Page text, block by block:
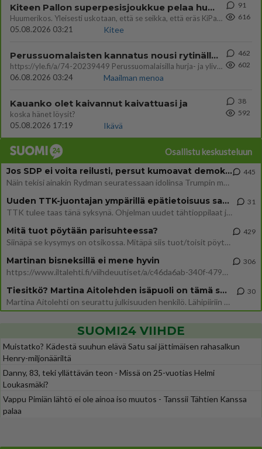
Kiteen Pallon superpesisjoukkue pelaa huumeiden vaikutuksen alaisena
Huumerikos. Yleisesti uskotaan, että se seikka, että eräs KiPan pelaaja kärähtää huumeista, on vain jäävuoren huippu. M
05.08.2026 03:21
Kitee
91
616
Perussuomalaisten kannatus nousi rytinällä Ylen tänään julkaisemassa tuoreimmassa gallup-kyselyssä.
https://yle.fi/a/74-20239449 Perussuomalaisilla hurja- ja ylivoimaisesti suurin nousu tässä uudessa Ylen gallupissa. Kyl
06.08.2026 03:24
Maailman menoa
462
602
Kauanko olet kaivannut kaivattuasi ja
koska hänet löysit?
05.08.2026 17:19
Ikävä
38
592
Osallistu keskusteluun
Jos SDP ei voita reilusti, persut kumoavat demokratian Suomesta
Näin tekisi ainakin Rydman seuratessaan idolinsa Trumpin mallia https://www.is.fi/politiikka/art-2000012187244.html
445
Uuden TTK-juontajan ympärillä epätietoisuus sakenee - Nyt MTV hämmentää soppaa
TTK tulee taas tänä syksynä. Ohjelman uudet tähtioppilaat julkistetaan torstaina 6. elokuuta klo 14 alkavassa lehdistö
31
Mitä tuot pöytään parisuhteessa?
Siinäpä se kysymys on otsikossa. Mitäpä siis tuot/toisit pöytään parisuhteessa? Oletko mies vai nainen? Koetko sen mitä
429
Martinan bisneksillä ei mene hyvin
https://www.iltalehti.fi/viihdeuutiset/a/c46da6ab-340f-4790-aaa7-0865eed2336 Yrityksen konkurssihakemus on tullut kärä
306
Tiesitkö? Martina Aitolehden isäpuoli on tämä suosittu laulaja
Martina Aitolehti on seurattu julkisuuden henkilö. Lähipiiriin mahtuu muitakin tunnettuja henkilöitä. Tiesitkö, että Ma
30
SUOMI24 VIIHDE
Muistatko? Kädestä suuhun elävä Satu sai jättimäisen rahasalkun
Henry-miljonääriltä
Danny, 83, teki yllättävän teon - Missä on 25-vuotias Helmi
Loukasmäki?
Vappu Pimiän lähtö ei ole ainoa iso muutos - Tanssii Tähtien Kanssa
palaa